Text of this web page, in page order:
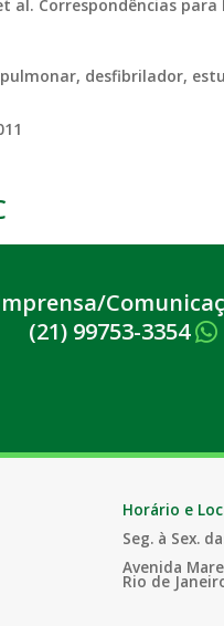
al. Correspondências para
desfibrilador,
(21) 99753-3354
Horário e
Seg. à Sex.
Avenida
Rio de